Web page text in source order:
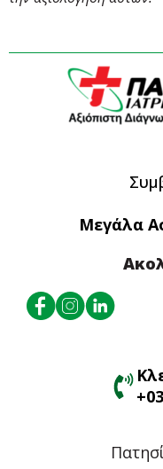
Μεγάλα